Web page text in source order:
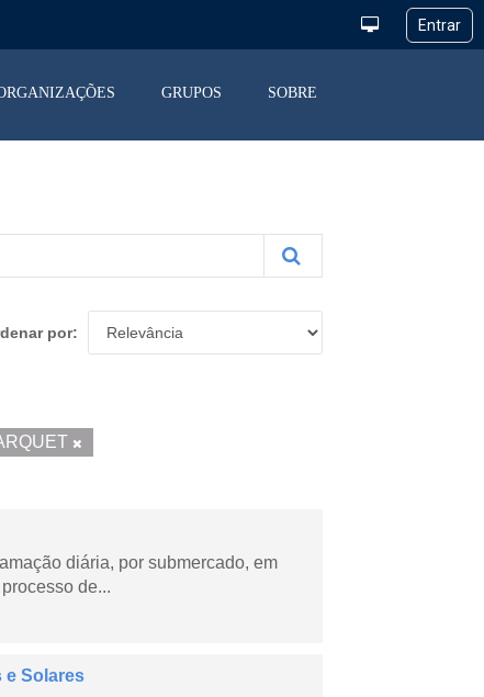
GRUPOS SOBRE
por
diária, por submercado, em
de...
e Solares